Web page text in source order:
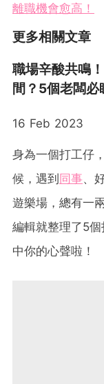
離職機會愈高！
更多相關文章
職場辛酸共鳴
間？5個老闆必
16 Feb 2023
身為一個打工仔
候，遇到同事、
遊樂場，總有一
編輯就整理了5
中你的心聲啦！